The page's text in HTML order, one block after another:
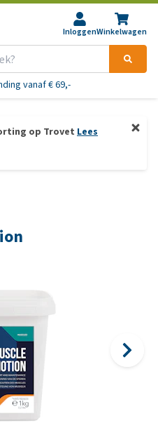
InloggenWinkelwagen
vanaf € 69,-
op Trovet Lees